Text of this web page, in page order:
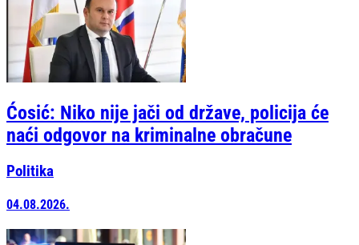
Ćosić: Niko nije jači od države, policija će
naći odgovor na kriminalne obračune
Politika
04.08.2026.